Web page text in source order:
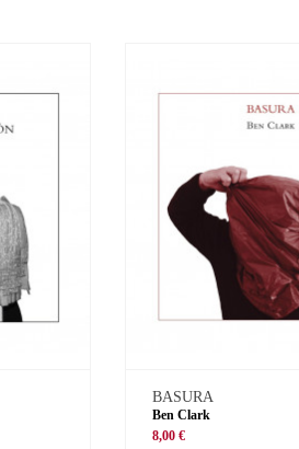
BASURA
Ben Clark
8,00 €